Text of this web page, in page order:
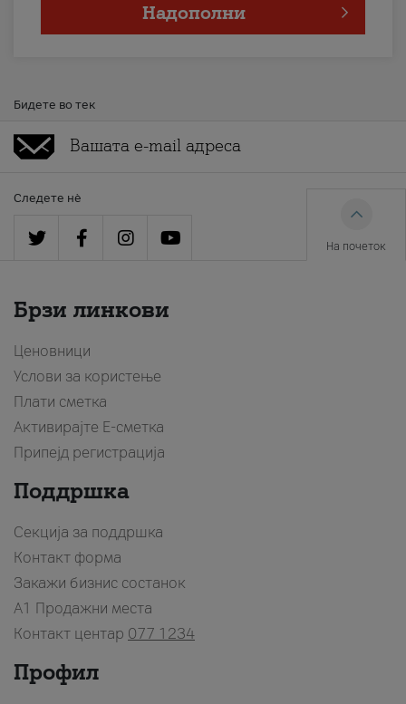
Надополни
Бидете во тек
Следете нè
На почеток
Брзи линкови
Ценовници
Услови за користење
Плати сметка
Активирајте Е-сметка
Припејд регистрација
Поддршка
Секција за поддршка
Контакт форма
Закажи бизнис состанок
A1 Продажни места
Контакт центар 077 1234
Профил